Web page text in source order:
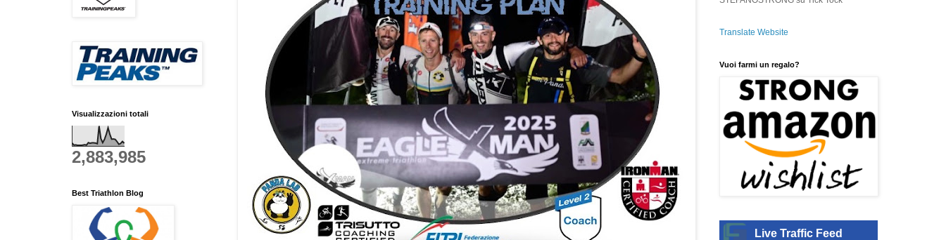
Visualizzazioni totali
2,883,985
Best Triathlon Blog
Translate Website
Vuoi farmi un regalo?
Live Traffic Feed